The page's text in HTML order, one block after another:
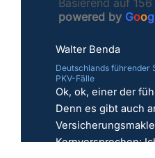
powered by Goog
Walter Benda
Deutschlands führender
PKV-Fälle
Ok, ok, einer der
Denn es gibt auch
Kernversprechen: